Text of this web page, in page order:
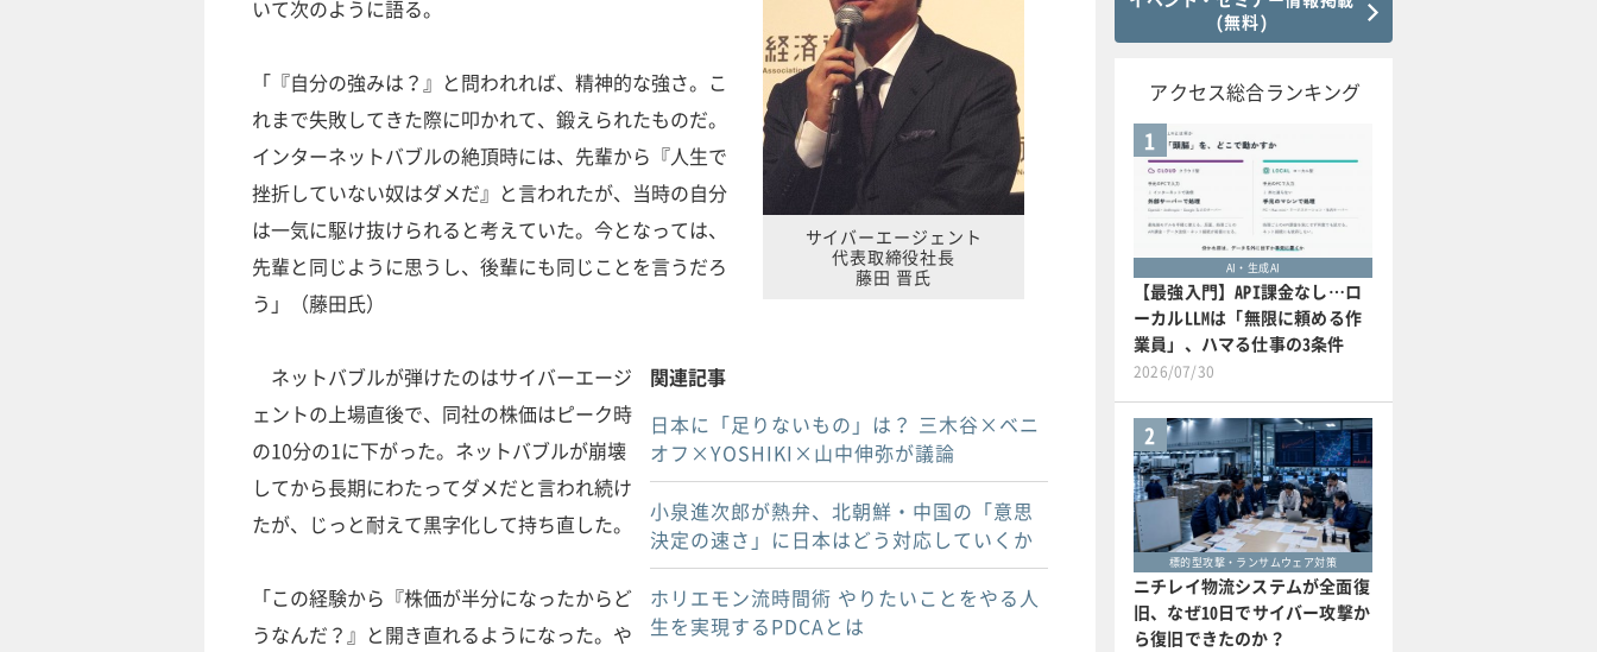
サイバーエージェント
代表取締役社長
藤田 晋氏
いて次のように語る。
「『自分の強みは？』と問われれば、精神的な強さ。こ
れまで失敗してきた際に叩かれて、鍛えられたものだ。
インターネットバブルの絶頂時には、先輩から『人生で
挫折していない奴はダメだ』と言われたが、当時の自分
は一気に駆け抜けられると考えていた。今となっては、
先輩と同じように思うし、後輩にも同じことを言うだろ
う」（藤田氏）
関連記事
日本に「足りないもの」は？ 三木谷×ベニ
オフ×YOSHIKI×山中伸弥が議論
小泉進次郎が熱弁、北朝鮮・中国の「意思
決定の速さ」に日本はどう対応していくか
ホリエモン流時間術 やりたいことをやる人
生を実現するPDCAとは
ネットバブルが弾けたのはサイバーエージ
ェントの上場直後で、同社の株価はピーク時
の10分の1に下がった。ネットバブルが崩壊
してから長期にわたってダメだと言われ続け
たが、じっと耐えて黒字化して持ち直した。
「この経験から『株価が半分になったからど
うなんだ？』と開き直れるようになった。や
(無料)
アクセス総合ランキング
1
AI・生成AI
【最強入門】API課金なし…ロ
ーカルLLMは「無限に頼める作
業員」、ハマる仕事の3条件
2026/07/30
2
標的型攻撃・ランサムウェア対策
ニチレイ物流システムが全面復
旧、なぜ10日でサイバー攻撃か
ら復旧できたのか？